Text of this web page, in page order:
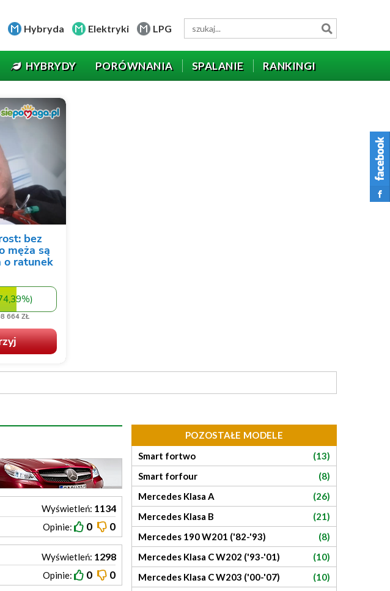
Hybryda Elektryki LPG
HYBRYDY PORÓWNANIA SPALANIE RANKINGI
Opinie: 0 0
Wyświetleń: 1134
Opinie: 0 0
Wyświetleń: 1298
POZOSTAŁE MODELE
Smart fortwo
(13)
Smart forfour
(8)
Mercedes Klasa A
(26)
Mercedes Klasa B
(21)
Mercedes 190 W201 ('82-'93)
(8)
Mercedes Klasa C W202 ('93-'01)
(10)
Mercedes Klasa C W203 ('00-'07)
(10)